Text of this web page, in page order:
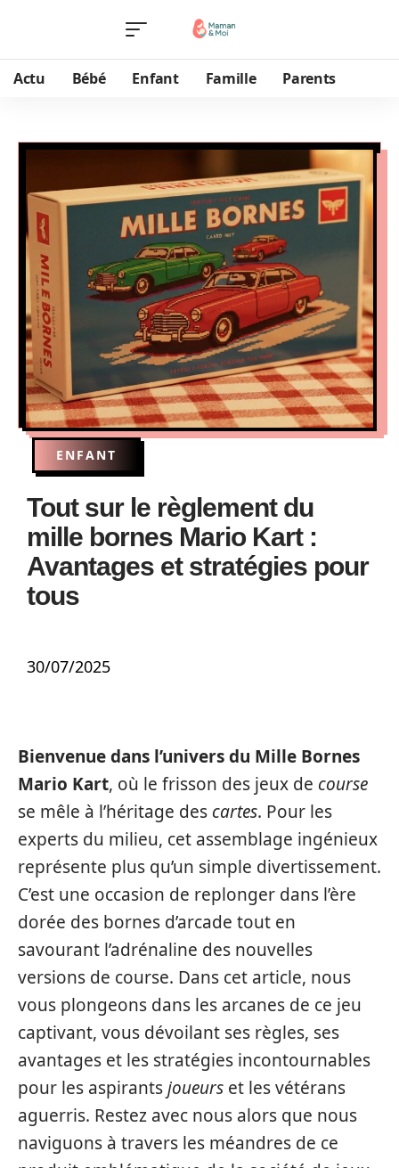
Actu Bébé Enfant Famille Parents
ENFANT
Tout sur le règlement du
mille bornes Mario Kart :
Avantages et stratégies pour
tous
30/07/2025
Bienvenue dans l’univers du Mille Bornes
Mario Kart, où le frisson des jeux de course
se mêle à l’héritage des cartes. Pour les
experts du milieu, cet assemblage ingénieux
représente plus qu’un simple divertissement.
C’est une occasion de replonger dans l’ère
dorée des bornes d’arcade tout en
savourant l’adrénaline des nouvelles
versions de course. Dans cet article, nous
vous plongeons dans les arcanes de ce jeu
captivant, vous dévoilant ses règles, ses
avantages et les stratégies incontournables
pour les aspirantsjoueurs et les vétérans
aguerris. Restez avec nous alors que nous
naviguons à travers les méandres de ce